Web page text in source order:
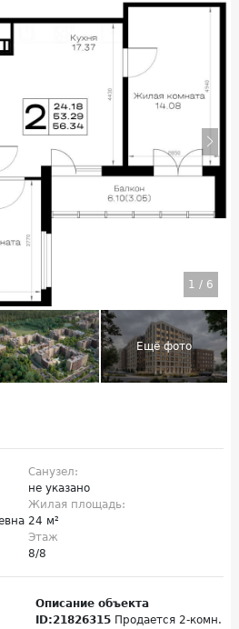
1 / 6
Санузел:
не указано
Жилая площадь:
24 м²
Этаж
8/8
Описание объекта
ID:21826315 Продается 2-комн.